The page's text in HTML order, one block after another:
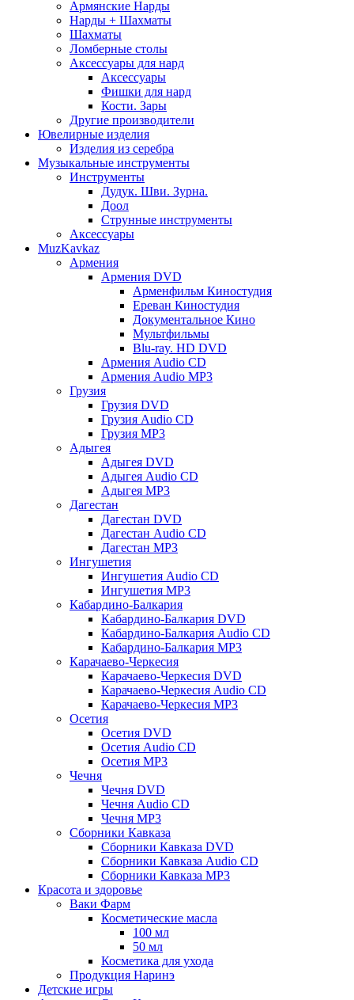
Армянские Нарды
Нарды + Шахматы
Шахматы
Ломберные столы
Аксессуары для нард
Аксессуары
Фишки для нард
Кости. Зары
Другие производители
Ювелирные изделия
Изделия из серебра
Музыкальные инструменты
Инструменты
Дудук. Шви. Зурна.
Доол
Струнные инструменты
Аксессуары
MuzKavkaz
Армения
Армения DVD
Арменфильм Киностудия
Ереван Киностудия
Документальное Кино
Мультфильмы
Blu-ray. HD DVD
Армения Audio CD
Армения Audio MP3
Грузия
Грузия DVD
Грузия Audio CD
Грузия MP3
Адыгея
Адыгея DVD
Адыгея Audio CD
Адыгея MP3
Дагестан
Дагестан DVD
Дагестан Audio CD
Дагестан MP3
Ингушетия
Ингушетия Audio CD
Ингушетия MP3
Кабардино-Балкария
Кабардино-Балкария DVD
Кабардино-Балкария Audio CD
Кабардино-Балкария MP3
Карачаево-Черкесия
Карачаево-Черкесия DVD
Карачаево-Черкесия Audio CD
Карачаево-Черкесия MP3
Осетия
Осетия DVD
Осетия Audio CD
Осетия MP3
Чечня
Чечня DVD
Чечня Audio CD
Чечня MP3
Сборники Кавказа
Сборники Кавказа DVD
Сборники Кавказа Audio CD
Сборники Кавказа MP3
Красота и здоровье
Ваки Фарм
Косметические масла
100 мл
50 мл
Косметика для ухода
Продукция Наринэ
Детские игры